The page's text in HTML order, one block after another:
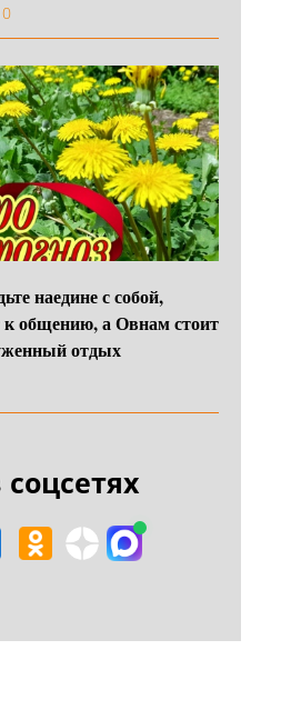
наедине с собой,
к общению, а Овнам стоит
отдых